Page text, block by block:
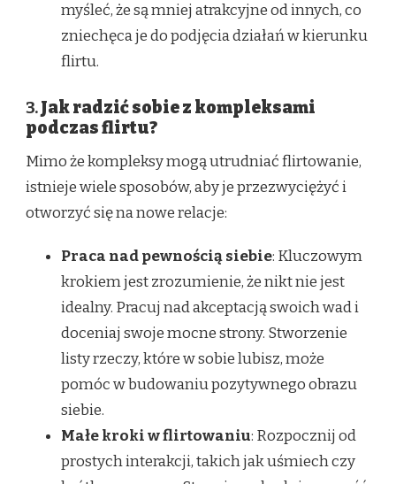
myśleć, że są mniej atrakcyjne od innych, co
zniechęca je do podjęcia działań w kierunku
flirtu.
3.Jak radzić sobie z kompleksami
podczas flirtu?
Mimo że kompleksy mogą utrudniać flirtowanie,
istnieje wiele sposobów, aby je przezwyciężyć i
otworzyć się na nowe relacje:
Praca nad pewnością siebie: Kluczowym
krokiem jest zrozumienie, że nikt nie jest
idealny. Pracuj nad akceptacją swoich wad i
doceniaj swoje mocne strony. Stworzenie
listy rzeczy, które w sobie lubisz, może
pomóc w budowaniu pozytywnego obrazu
siebie.
Małe kroki w flirtowaniu: Rozpocznij od
prostych interakcji, takich jak uśmiech czy